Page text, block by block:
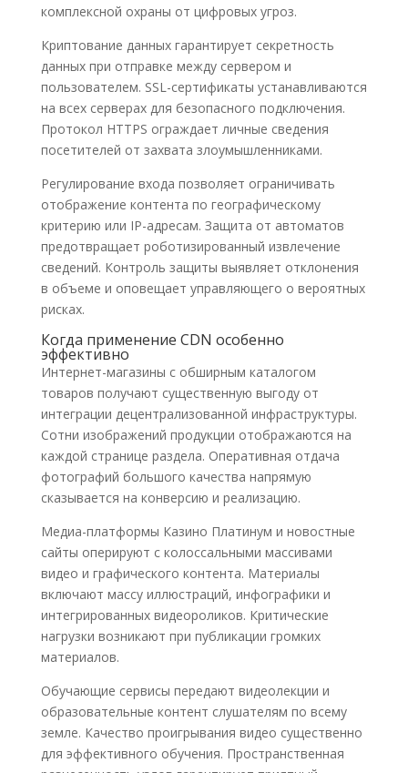
комплексной охраны от цифровых угроз.
Криптование данных гарантирует секретность
данных при отправке между сервером и
пользователем. SSL-сертификаты устанавливаются
на всех серверах для безопасного подключения.
Протокол HTTPS ограждает личные сведения
посетителей от захвата злоумышленниками.
Регулирование входа позволяет ограничивать
отображение контента по географическому
критерию или IP-адресам. Защита от автоматов
предотвращает роботизированный извлечение
сведений. Контроль защиты выявляет отклонения
в объеме и оповещает управляющего о вероятных
рисках.
Когда применение CDN особенно
эффективно
Интернет-магазины с обширным каталогом
товаров получают существенную выгоду от
интеграции децентрализованной инфраструктуры.
Сотни изображений продукции отображаются на
каждой странице раздела. Оперативная отдача
фотографий большого качества напрямую
сказывается на конверсию и реализацию.
Медиа-платформы Казино Платинум и новостные
сайты оперируют с колоссальными массивами
видео и графического контента. Материалы
включают массу иллюстраций, инфографики и
интегрированных видеороликов. Критические
нагрузки возникают при публикации громких
материалов.
Обучающие сервисы передают видеолекции и
образовательные контент слушателям по всему
земле. Качество проигрывания видео существенно
для эффективного обучения. Пространственная